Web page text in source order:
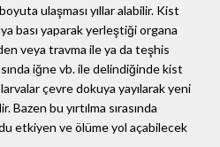
ulaşması yıllar alabilir. Kist
bası yaparak yerleştiği organa
veya travma ile ya da teşhis
iğne vb. ile delindiğinde kist
çevre dokuya yayılarak yeni
bu yırtılma sırasında
etkiyen ve ölüme yol açabilecek